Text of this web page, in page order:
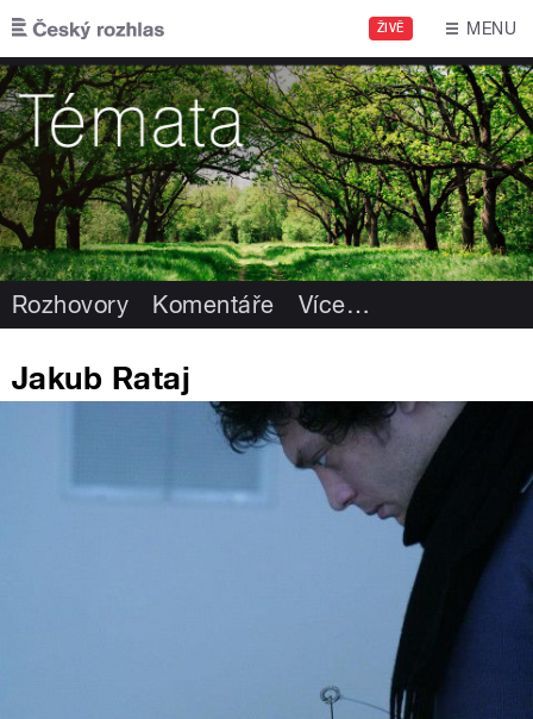
Přejít k hlavnímu obsahu
ŽIVĚ MENU
Rozhovory Komentáře Více…
Jakub Rataj